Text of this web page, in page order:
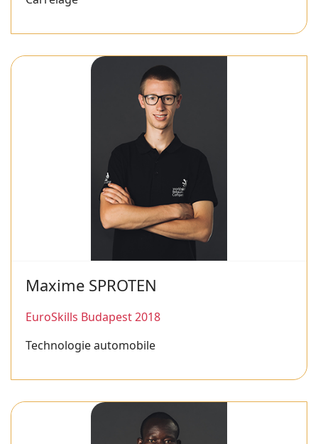
Maxime SPROTEN
EuroSkills Budapest 2018
Technologie automobile